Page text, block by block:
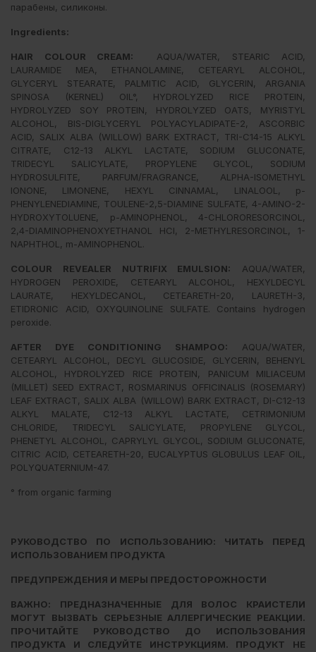
парабены, силиконы.
Ingredients:
HAIR COLOUR CREAM: AQUA/WATER, STEARIC ACID,
LAURAMIDE MEA, ETHANOLAMINE, CETEARYL ALCOHOL,
GLYCERYL STEARATE, PALMITIC ACID, GLYCERIN, ARGANIA
SPINOSA (KERNEL) OIL°, HYDROLYZED RICE PROTEIN,
HYDROLYZED SOY PROTEIN, HYDROLYZED OATS, MYRISTYL
ALCOHOL, BIS-DIGLYCERYL POLYACYLADIPATE-2, ASCORBIC
ACID, SALIX ALBA (WILLOW) BARK EXTRACT, TRI-C14-15 ALKYL
CITRATE, C12-13 ALKYL LACTATE, SODIUM GLUCONATE,
TRIDECYL SALICYLATE, PROPYLENE GLYCOL, SODIUM
HYDROSULFITE, PARFUM/FRAGRANCE, ALPHA-ISOMETHYL
IONONE, LIMONENE, HEXYL CINNAMAL, LINALOOL, p-
PHENYLENEDIAMINE, TOULENE-2,5-DIAMINE SULFATE, 4-AMINO-2-
HYDROXYTOLUENE, p-AMINOPHENOL, 4-CHLORORESORCINOL,
2,4-DIAMINOPHENOXYETHANOL HCI, 2-METHYLRESORCINOL, 1-
NAPHTHOL, m-AMINOPHENOL.
COLOUR REVEALER NUTRIFIX EMULSION: AQUA/WATER,
HYDROGEN PEROXIDE, CETEARYL ALCOHOL, HEXYLDECYL
LAURATE, HEXYLDECANOL, CETEARETH-20, LAURETH-3,
ETIDRONIC ACID, OXYQUINOLINE SULFATE. Contains hydrogen
peroxide.
AFTER DYE CONDITIONING SHAMPOO: AQUA/WATER,
CETEARYL ALCOHOL, DECYL GLUCOSIDE, GLYCERIN, BEHENYL
ALCOHOL, HYDROLYZED RICE PROTEIN, PANICUM MILIACEUM
(MILLET) SEED EXTRACT, ROSMARINUS OFFICINALIS (ROSEMARY)
LEAF EXTRACT, SALIX ALBA (WILLOW) BARK EXTRACT, DI-C12-13
ALKYL MALATE, C12-13 ALKYL LACTATE, CETRIMONIUM
CHLORIDE, TRIDECYL SALICYLATE, PROPYLENE GLYCOL,
PHENETYL ALCOHOL, CAPRYLYL GLYCOL, SODIUM GLUCONATE,
CITRIC ACID, CETEARETH-20, EUCALYPTUS GLOBULUS LEAF OIL,
POLYQUATERNIUM-47.
° from organic farming
РУКОВОДСТВО ПО ИСПОЛЬЗОВАНИЮ: ЧИТАТЬ ПЕРЕД
ИСПОЛЬЗОВАНИЕМ ПРОДУКТА
ПРЕДУПРЕЖДЕНИЯ И МЕРЫ ПРЕДОСТОРОЖНОСТИ
ВАЖНО: ПРЕДНАЗНАЧЕННЫЕ ДЛЯ ВОЛОС КРАИСТЕЛИ
МОГУТ ВЫЗВАТЬ СЕРЬЕЗНЫЕ АЛЛЕРГИЧЕСКИЕ РЕАКЦИИ.
ПРОЧИТАЙТЕ РУКОВОДСТВО ДО ИСПОЛЬЗОВАНИЯ
ПРОДУКТА И СЛЕДУЙТЕ ИНСТРУКЦИЯМ. ПРОДУКТ НЕ